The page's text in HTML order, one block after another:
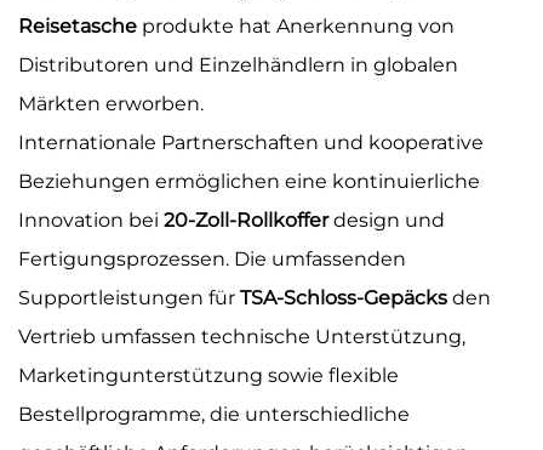
Reisetasche produkte hat Anerkennung von
Distributoren und Einzelhändlern in globalen
Märkten erworben.
Internationale Partnerschaften und kooperative
Beziehungen ermöglichen eine kontinuierliche
Innovation bei 20-Zoll-Rollkofferdesign und
Fertigungsprozessen. Die umfassenden
Supportleistungen für TSA-Schloss-Gepäcks den
Vertrieb umfassen technische Unterstützung,
Marketingunterstützung sowie flexible
Bestellprogramme, die unterschiedliche